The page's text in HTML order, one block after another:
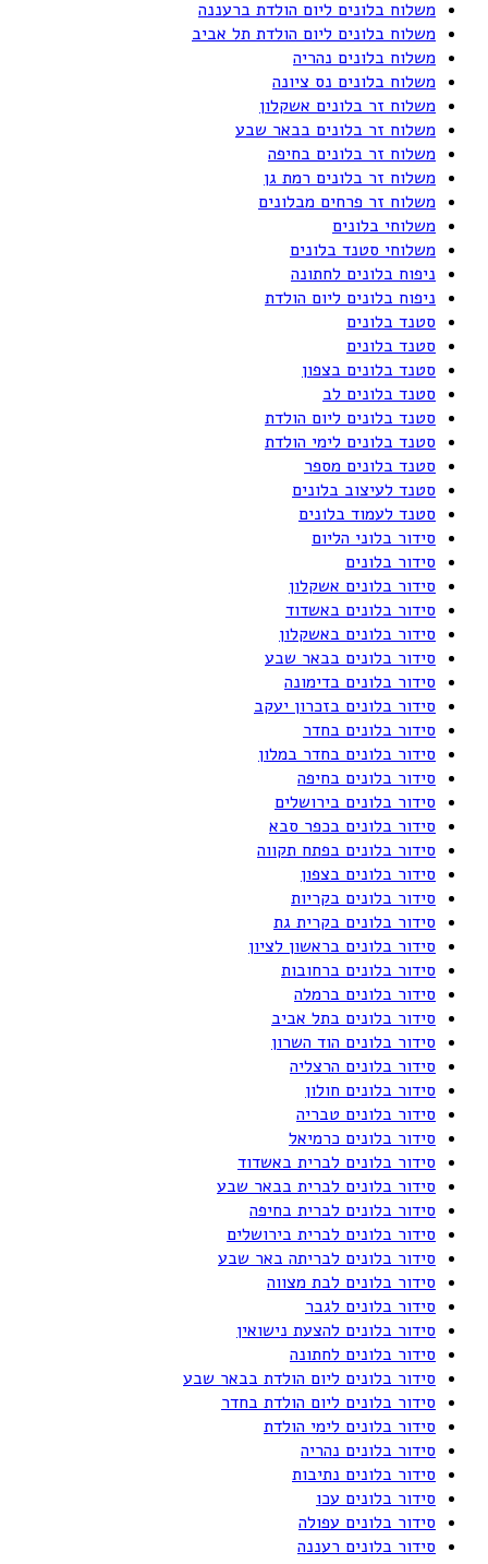
משלוח בלונים ליום הולדת ברעננה
משלוח בלונים ליום הולדת תל אביב
משלוח בלונים נהריה
משלוח בלונים נס ציונה
משלוח זר בלונים אשקלון
משלוח זר בלונים בבאר שבע
משלוח זר בלונים בחיפה
משלוח זר בלונים רמת גן
משלוח זר פרחים מבלונים
משלוחי בלונים
משלוחי סטנד בלונים
ניפוח בלונים לחתונה
ניפוח בלונים ליום הולדת
סטנד בלונים
סטנד בלונים
סטנד בלונים בצפון
סטנד בלונים לב
סטנד בלונים ליום הולדת
סטנד בלונים לימי הולדת
סטנד בלונים מספר
סטנד לעיצוב בלונים
סטנד לעמוד בלונים
סידור בלוני הליום
סידור בלונים
סידור בלונים אשקלון
סידור בלונים באשדוד
סידור בלונים באשקלון
סידור בלונים בבאר שבע
סידור בלונים בדימונה
סידור בלונים בזכרון יעקב
סידור בלונים בחדר
סידור בלונים בחדר במלון
סידור בלונים בחיפה
סידור בלונים בירושלים
סידור בלונים בכפר סבא
סידור בלונים בפתח תקווה
סידור בלונים בצפון
סידור בלונים בקריות
סידור בלונים בקרית גת
סידור בלונים בראשון לציון
סידור בלונים ברחובות
סידור בלונים ברמלה
סידור בלונים בתל אביב
סידור בלונים הוד השרון
סידור בלונים הרצליה
סידור בלונים חולון
סידור בלונים טבריה
סידור בלונים כרמיאל
סידור בלונים לברית באשדוד
סידור בלונים לברית בבאר שבע
סידור בלונים לברית בחיפה
סידור בלונים לברית בירושלים
סידור בלונים לבריתה באר שבע
סידור בלונים לבת מצווה
סידור בלונים לגבר
סידור בלונים להצעת נישואין
סידור בלונים לחתונה
סידור בלונים ליום הולדת בבאר שבע
סידור בלונים ליום הולדת בחדר
סידור בלונים לימי הולדת
סידור בלונים נהריה
סידור בלונים נתיבות
סידור בלונים עכו
סידור בלונים עפולה
סידור בלונים רעננה